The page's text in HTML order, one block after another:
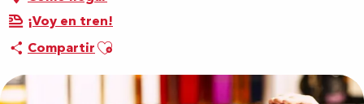
¡Voy en tren!
CompartirAjouter aux favoris